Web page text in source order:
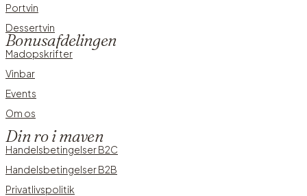
Portvin
Dessertvin
Bonusafdelingen
Madopskrifter
Vinbar
Events
Om os
Din ro i maven
Handelsbetingelser B2C
Handelsbetingelser B2B
Privatlivspolitik